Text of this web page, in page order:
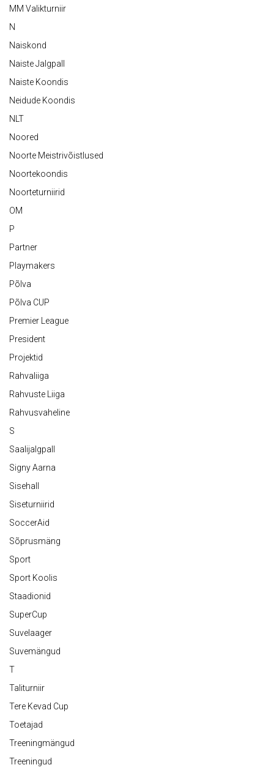
MM Valikturniir
N
Naiskond
Naiste Jalgpall
Naiste Koondis
Neidude Koondis
NLT
Noored
Noorte Meistrivõistlused
Noortekoondis
Noorteturniirid
OM
P
Partner
Playmakers
Põlva
Põlva CUP
Premier League
President
Projektid
Rahvaliiga
Rahvuste Liiga
Rahvusvaheline
S
Saalijalgpall
Signy Aarna
Sisehall
Siseturniirid
SoccerAid
Sõprusmäng
Sport
Sport Koolis
Staadionid
SuperCup
Suvelaager
Suvemängud
T
Taliturniir
Tere Kevad Cup
Toetajad
Treeningmängud
Treeningud